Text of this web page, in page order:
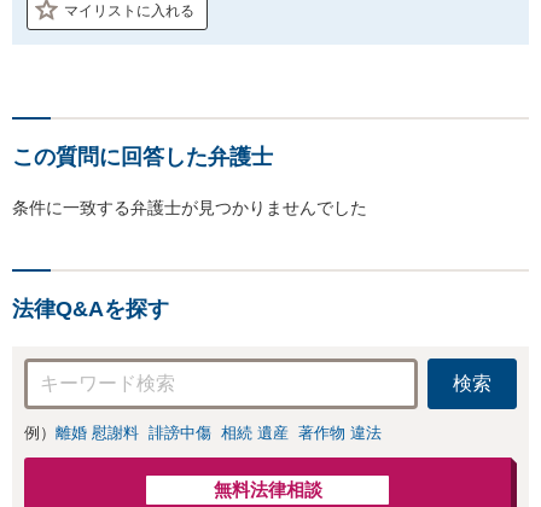
マイリストに入れる
この質問に回答した弁護士
条件に一致する弁護士が見つかりませんでした
法律Q&Aを探す
検索
例） 離婚 慰謝料 誹謗中傷 相続 遺産 著作物 違法
無料法律相談